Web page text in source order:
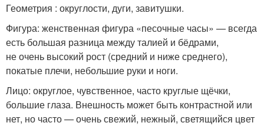
Геометрия : округлости, дуги, завитушки.
Фигура: женственная фигура «песочные часы» — всегда
есть большая разница между талией и бёдрами,
не очень высокий рост (средний и ниже среднего),
покатые плечи, небольшие руки и ноги.
Лицо: округлое, чувственное, часто круглые щёчки,
большие глаза. Внешность может быть контрастной или
нет, но часто — очень свежий, нежный, светящийся цвет